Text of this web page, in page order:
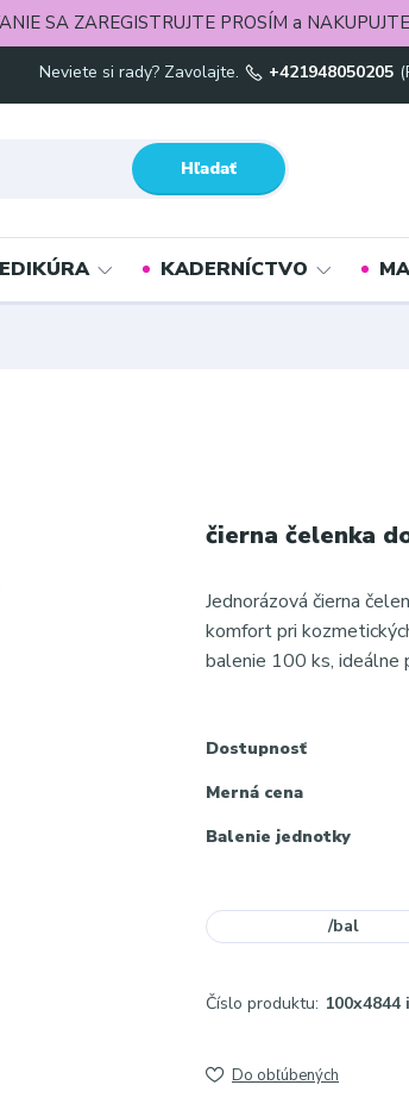
SA ZAREGISTRUJTE PROSÍM a
Hľadať
Neviete si rady? Zavolajte. +421948050205
KADERNÍCTVO
čierna čelenka
Jednorázová čierna
komfort pri
balenie 100 ks, ideálne
Dostupnosť
Merná cena
Balenie jednotky
/bal
Číslo produktu: 100x4844
Do obľúbených